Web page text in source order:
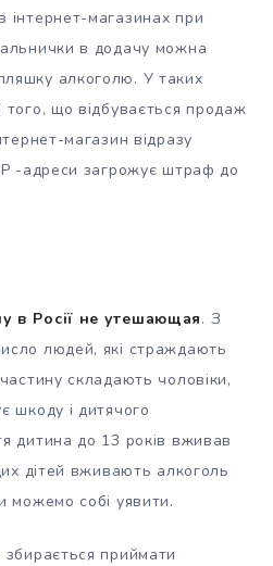
магазинах при
в додачу можна
алкоголю. У таких
того, що відбувається продаж
магазин відразу
-адреси загрожує штраф до
в Росії не утешающая. З
людей, які страждають
складають чоловіки,
шкоду і дитячого
дитина до 13 років вживав
дітей вживають алкоголь
можемо собі уявити.
приймати